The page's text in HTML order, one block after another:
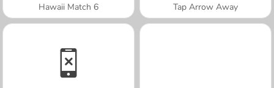
Hawaii Match 6 Tap Arrow Away